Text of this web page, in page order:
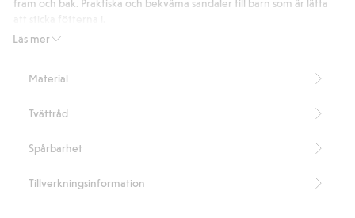
Läs mer
fram och bak. Praktiska och bekväma sandaler till barn som är lätta
Innehåller 25% återvunnen plast.
Material
Tvättråd
Spårbarhet
Tillverkningsinformation